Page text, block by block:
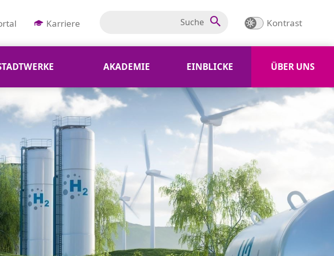
Karriere Kontrast
AKADEMIE EINBLICKE ÜBER UNS